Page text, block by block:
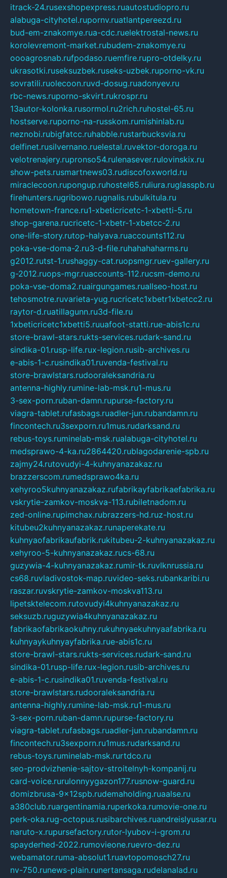
itrack-24.rusexshopexpress.ruautostudiopro.ru
alabuga-cityhotel.rupornv.ruatlantpereezd.ru
bud-em-znakomye.rua-cdc.ruelektrostal-news.ru
korolevremont-market.rubudem-znakomye.ru
oooagrosnab.rufpodaso.ruemfire.rupro-otdelky.ru
ukrasotki.ruseksuzbek.ruseks-uzbek.ruporno-vk.ru
sovratili.ruolecoon.ruvd-dosug.ruadonyev.ru
rbc-news.ruporno-skvirt.rukrospr.ru
13autor-kolonka.rusormol.ru2rich.ruhostel-65.ru
hostserve.ruporno-na-russkom.rumishinlab.ru
neznobi.rubigfatcc.ruhabble.rustarbucksvia.ru
delfinet.rusilvernano.ruelestal.ruvektor-doroga.ru
velotrenajery.rupronso54.rulenasever.rulovinskix.ru
show-pets.rusmartnews03.rudiscofoxworld.ru
miraclecoon.rupongup.ruhostel65.ruliura.ruglasspb.ru
firehunters.rugribowo.rugnalis.rubulkitula.ru
hometown-france.ru1-xbeticricetc-1-xbetti-5.ru
shop-garena.rucricetc-1-xbetr-1-xbetcc-2.ru
one-life-story.rutop-halyava.ruaccounts112.ru
poka-vse-doma-2.ru3-d-file.ruhahahaharms.ru
g2012.rutst-1.rushaggy-cat.ruopsmgr.ruev-gallery.ru
g-2012.ruops-mgr.ruaccounts-112.rucsm-demo.ru
poka-vse-doma2.ruairgungames.ruallseo-host.ru
tehosmotre.ruvarieta-yug.rucricetc1xbetr1xbetcc2.ru
raytor-d.ruatillagunn.ru3d-file.ru
1xbeticricetc1xbetti5.ruuafoot-statti.rue-abis1c.ru
store-brawl-stars.rukts-services.rudark-sand.ru
sindika-01.rusp-life.rux-legion.rusib-archives.ru
e-abis-1-c.rusindika01.ruvenda-festival.ru
store-brawlstars.rudooraleksandria.ru
antenna-highly.rumine-lab-msk.ru1-mus.ru
3-sex-porn.ruban-damn.rupurse-factory.ru
viagra-tablet.rufasbags.ruadler-jun.rubandamn.ru
fincontech.ru3sexporn.ru1mus.rudarksand.ru
rebus-toys.ruminelab-msk.rualabuga-cityhotel.ru
medsprawo-4-ka.ru2864420.rublagodarenie-spb.ru
zajmy24.rutovudyi-4-kuhnyanazakaz.ru
brazzerscom.rumedsprawo4ka.ru
xehyroo5kuhnyanazakaz.rufabrikayfabrikaefabrika.ru
vskrytie-zamkov-moskva-113.rubiletnadom.ru
zed-online.rupimchax.rubrazzers-hd.ruz-host.ru
kitubeu2kuhnyanazakaz.runaperekate.ru
kuhnyaofabrikaufabrik.rukitubeu-2-kuhnyanazakaz.ru
xehyroo-5-kuhnyanazakaz.rucs-68.ru
guzywia-4-kuhnyanazakaz.rumir-tk.ruvlknrussia.ru
cs68.ruvladivostok-map.ruvideo-seks.rubankaribi.ru
raszar.ruvskrytie-zamkov-moskva113.ru
lipetsktelecom.rutovudyi4kuhnyanazakaz.ru
seksuzb.ruguzywia4kuhnyanazakaz.ru
fabrikaofabrikaokuhny.rukuhnyaekuhnyaafabrika.ru
kuhnyaykuhnyayfabrika.rue-abis1c.ru
store-brawl-stars.rukts-services.rudark-sand.ru
sindika-01.rusp-life.rux-legion.rusib-archives.ru
e-abis-1-c.rusindika01.ruvenda-festival.ru
store-brawlstars.rudooraleksandria.ru
antenna-highly.rumine-lab-msk.ru1-mus.ru
3-sex-porn.ruban-damn.rupurse-factory.ru
viagra-tablet.rufasbags.ruadler-jun.rubandamn.ru
fincontech.ru3sexporn.ru1mus.rudarksand.ru
rebus-toys.ruminelab-msk.rurtdco.ru
seo-prodvizhenie-sajtov-stroitelnyh-kompanij.ru
card-voice.rurulonnyygazon177.rusnow-guard.ru
domizbrusa-9x12spb.rudemaholding.ruaalse.ru
a380club.ruargentinamia.ruperkoka.rumovie-one.ru
perk-oka.rug-octopus.rusibarchives.ruandreislyusar.ru
naruto-x.rupursefactory.rutor-lyubov-i-grom.ru
spayderhed-2022.rumovieone.ruevro-dez.ru
webamator.ruma-absolut1.ruavtopomosch27.ru
nv-750.runews-plain.runertansaga.rudelanalad.ru